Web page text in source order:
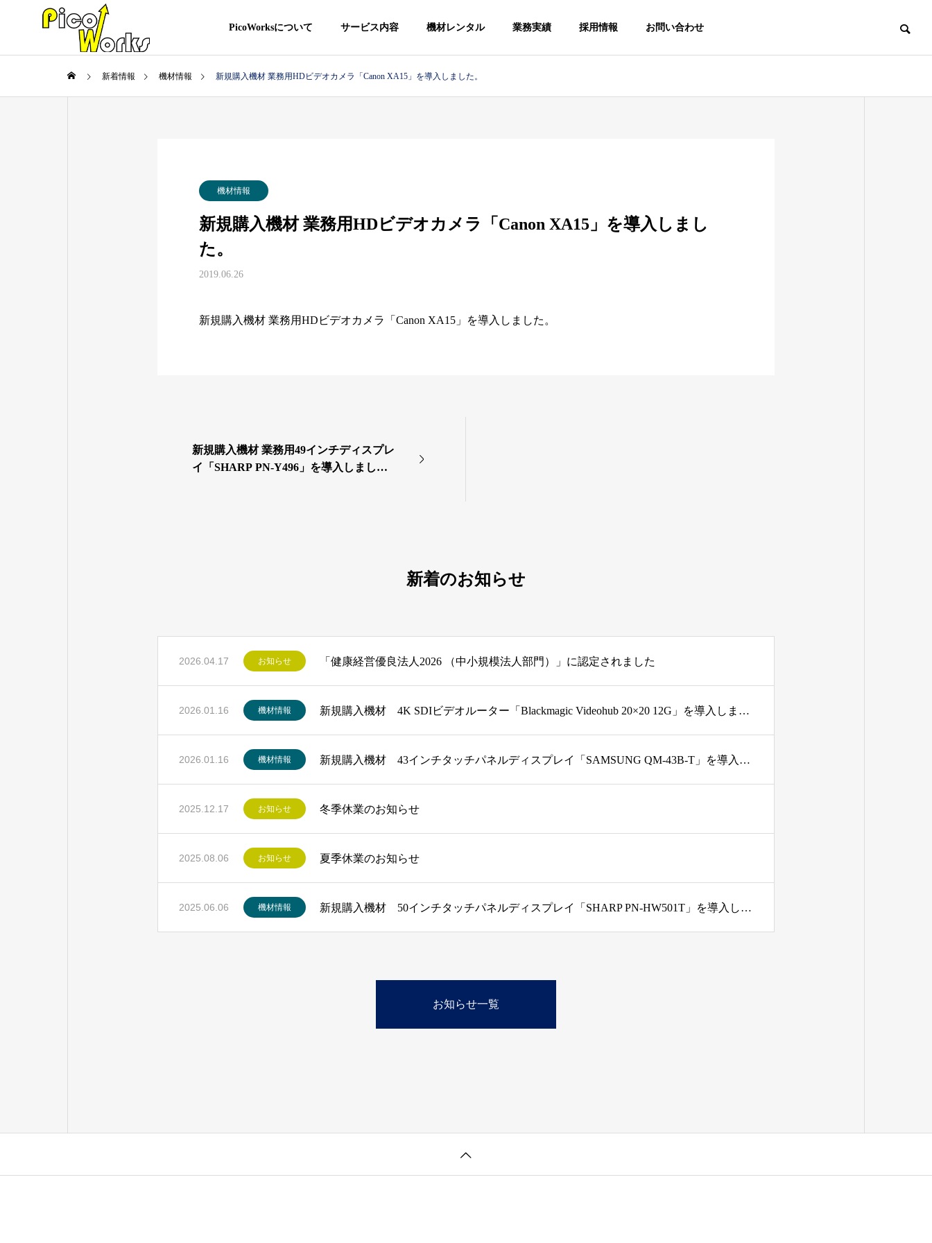
PicoWorksについて サービス内容 機材レンタル 業務実績 採用情報 お問い合わせ
新着情報 機材情報 新規購入機材 業務用HDビデオカメラ「Canon XA15」を導入しました。
機材情報
新規購入機材 業務用HDビデオカメラ「Canon XA15」を導入しまし
た。
2019.06.26
新規購入機材 業務用HDビデオカメラ「Canon XA15」を導入しました。
新規購入機材 業務用49インチディスプレ
イ「SHARP PN-Y496」を導入しまし
新着のお知らせ
2026.04.17 お知らせ 「健康経営優良法人2026 （中小規模法人部門）」に認定されました
2026.01.16 機材情報 新規購入機材 4K SDIビデオルーター「Blackmagic Videohub 20×20 12G」を導入しました
2026.01.16 機材情報 新規購入機材 43インチタッチパネルディスプレイ「SAMSUNG QM-43B-T」を導入しました
2025.12.17 お知らせ 冬季休業のお知らせ
2025.08.06 お知らせ 夏季休業のお知らせ
2025.06.06 機材情報 新規購入機材 50インチタッチパネルディスプレイ「SHARP PN-HW501T」を導入しました
お知らせ一覧